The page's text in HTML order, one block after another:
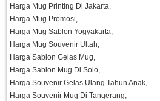
Harga Mug Printing Di Jakarta,
Harga Mug Promosi,
Harga Mug Sablon Yogyakarta,
Harga Mug Souvenir Ultah,
Harga Sablon Gelas Mug,
Harga Sablon Mug Di Solo,
Harga Souvenir Gelas Ulang Tahun Anak,
Harga Souvenir Mug Di Tangerang,